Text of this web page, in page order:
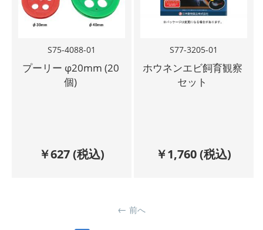
S75-4088-01
プーリー φ20mm (20
個)
￥627(税込)
S77-3205-01
ホウネンエビ飼育観察
セット
￥1,760(税込)
前へ